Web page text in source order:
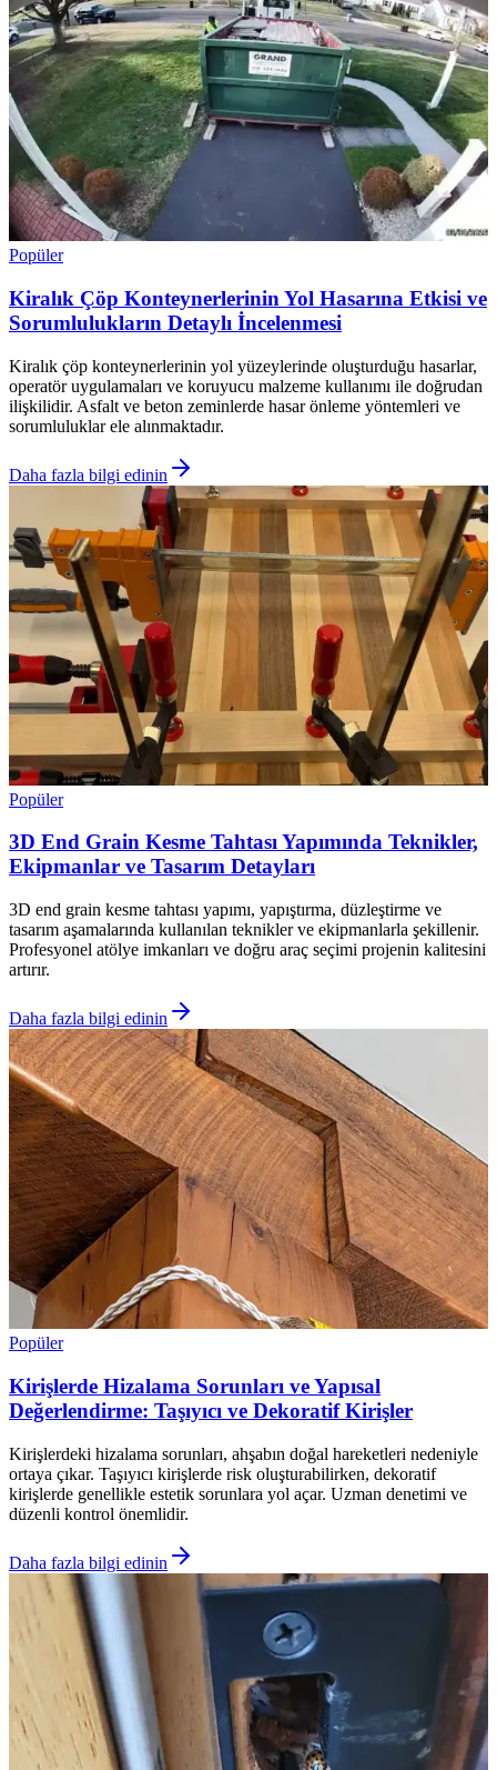
Popüler
Kiralık Çöp Konteynerlerinin Yol Hasarına Etkisi ve
Sorumlulukların Detaylı İncelenmesi
Kiralık çöp konteynerlerinin yol yüzeylerinde oluşturduğu hasarlar,
operatör uygulamaları ve koruyucu malzeme kullanımı ile doğrudan
ilişkilidir. Asfalt ve beton zeminlerde hasar önleme yöntemleri ve
sorumluluklar ele alınmaktadır.
Daha fazla bilgi edinin
Popüler
3D End Grain Kesme Tahtası Yapımında Teknikler,
Ekipmanlar ve Tasarım Detayları
3D end grain kesme tahtası yapımı, yapıştırma, düzleştirme ve
tasarım aşamalarında kullanılan teknikler ve ekipmanlarla şekillenir.
Profesyonel atölye imkanları ve doğru araç seçimi projenin kalitesini
artırır.
Daha fazla bilgi edinin
Popüler
Kirişlerde Hizalama Sorunları ve Yapısal
Değerlendirme: Taşıyıcı ve Dekoratif Kirişler
Kirişlerdeki hizalama sorunları, ahşabın doğal hareketleri nedeniyle
ortaya çıkar. Taşıyıcı kirişlerde risk oluşturabilirken, dekoratif
kirişlerde genellikle estetik sorunlara yol açar. Uzman denetimi ve
düzenli kontrol önemlidir.
Daha fazla bilgi edinin